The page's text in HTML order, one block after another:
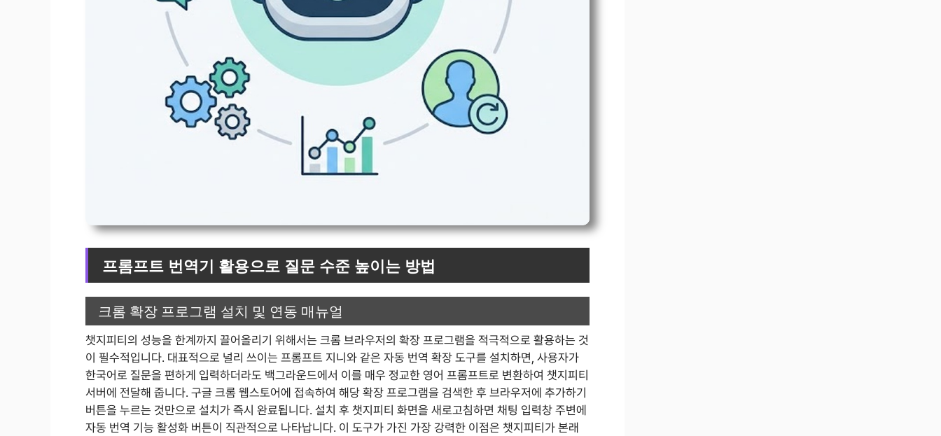
프롬프트 번역기 활용으로 질문 수준 높이는 방법
크롬 확장 프로그램 설치 및 연동 매뉴얼
챗지피티의 성능을 한계까지 끌어올리기 위해서는 크롬 브라우저의 확장 프로그램을 적극적으로 활용하는 것
이 필수적입니다. 대표적으로 널리 쓰이는 프롬프트 지니와 같은 자동 번역 확장 도구를 설치하면, 사용자가
한국어로 질문을 편하게 입력하더라도 백그라운드에서 이를 매우 정교한 영어 프롬프트로 변환하여 챗지피티
서버에 전달해 줍니다. 구글 크롬 웹스토어에 접속하여 해당 확장 프로그램을 검색한 후 브라우저에 추가하기
버튼을 누르는 것만으로 설치가 즉시 완료됩니다. 설치 후 챗지피티 화면을 새로고침하면 채팅 입력창 주변에
자동 번역 기능 활성화 버튼이 직관적으로 나타납니다. 이 도구가 가진 가장 강력한 이점은 챗지피티가 본래